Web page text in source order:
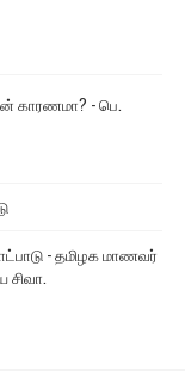
காரணமா? - பெ.
- தமிழக மாணவர்